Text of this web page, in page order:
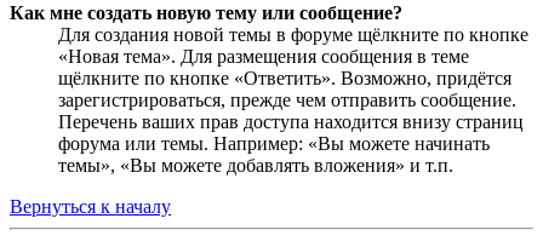
Как мне создать новую тему или сообщение?
Для создания новой темы в форуме щёлкните по кнопке
«Новая тема». Для размещения сообщения в теме
щёлкните по кнопке «Ответить». Возможно, придётся
зарегистрироваться, прежде чем отправить сообщение.
Перечень ваших прав доступа находится внизу страниц
форума или темы. Например: «Вы можете начинать
темы», «Вы можете добавлять вложения» и т.п.
Вернуться к началу